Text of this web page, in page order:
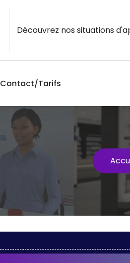
Découvrez nos situations
Contact/Tarifs